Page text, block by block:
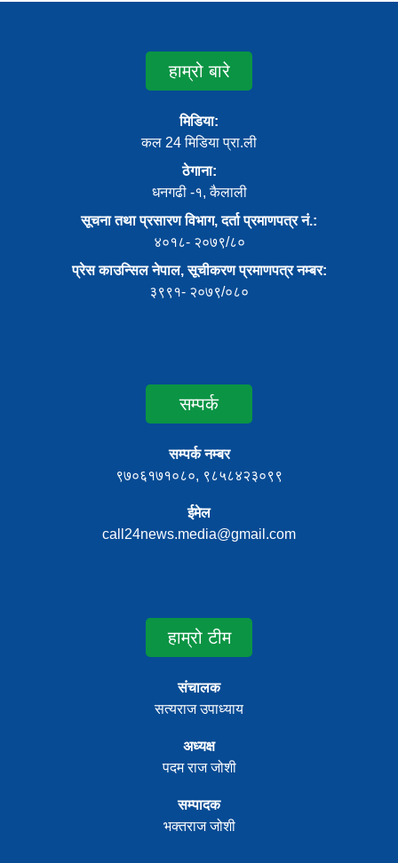
हाम्रो बारे
मिडिया:
कल 24 मिडिया प्रा.ली
ठेगाना:
धनगढी -१, कैलाली
सूचना तथा प्रसारण विभाग, दर्ता प्रमाणपत्र नं.:
४०१८- २०७९/८०
प्रेस काउन्सिल नेपाल, सूचीकरण प्रमाणपत्र नम्बर:
३९९१- २०७९/०८०
सम्पर्क
सम्पर्क नम्बर
९७०६१७१०८०, ९८५८४२३०९९
ईमेल
call24news.media@gmail.com
हाम्रो टीम
संचालक
सत्यराज उपाध्याय
अध्यक्ष
पदम राज जोशी
सम्पादक
भक्तराज जोशी